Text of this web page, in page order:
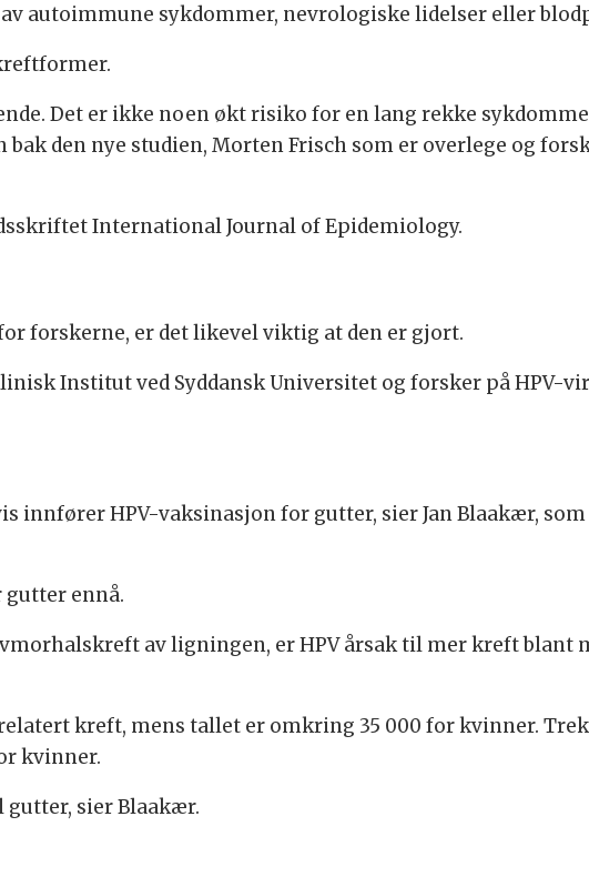
autoimmune sykdommer, nevrologiske lidelser eller
Det er ikke noen økt risiko for en lang rekke
den nye studien, Morten Frisch som er overlege og
International Journal of Epidemiology.
forskerne, er det likevel viktig at den er gjort.
Institut ved Syddansk Universitet og forsker på HPV-
innfører HPV-vaksinasjon for gutter, sier Jan Blaakær,
ennå.
av ligningen, er HPV årsak til mer kreft blant
kreft, mens tallet er omkring 35 000 for kvinner.
kvinner.
sier Blaakær.